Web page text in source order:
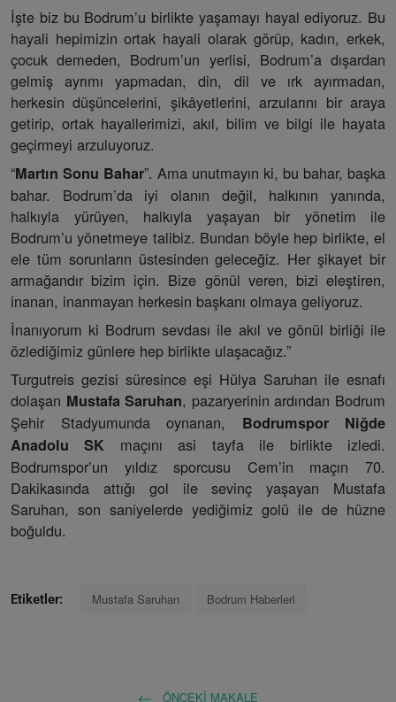
İşte biz bu Bodrum’u birlikte yaşamayı hayal ediyoruz. Bu
hayali hepimizin ortak hayali olarak görüp, kadın, erkek,
çocuk demeden, Bodrum’un yerlisi, Bodrum’a dışardan
gelmiş ayrımı yapmadan, din, dil ve ırk ayırmadan,
herkesin düşüncelerini, şikâyetlerini, arzularını bir araya
getirip, ortak hayallerimizi, akıl, bilim ve bilgi ile hayata
geçirmeyi arzuluyoruz.
“Martın Sonu Bahar”. Ama unutmayın ki, bu bahar, başka
bahar. Bodrum’da iyi olanın değil, halkının yanında,
halkıyla yürüyen, halkıyla yaşayan bir yönetim ile
Bodrum’u yönetmeye talibiz. Bundan böyle hep birlikte, el
ele tüm sorunların üstesinden geleceğiz. Her şikayet bir
armağandır bizim için. Bize gönül veren, bizi eleştiren,
inanan, inanmayan herkesin başkanı olmaya geliyoruz.
İnanıyorum ki Bodrum sevdası ile akıl ve gönül birliği ile
özlediğimiz günlere hep birlikte ulaşacağız.”
Turgutreis gezisi süresince eşi Hülya Saruhan ile esnafı
dolaşan Mustafa Saruhan, pazaryerinin ardından Bodrum
Şehir Stadyumunda oynanan, Bodrumspor Niğde
Anadolu SK maçını asi tayfa ile birlikte izledi.
Bodrumspor’un yıldız sporcusu Cem’in maçın 70.
Dakikasında attığı gol ile sevinç yaşayan Mustafa
Saruhan, son saniyelerde yediğimiz golü ile de hüzne
boğuldu.
Etiketler: Mustafa Saruhan Bodrum Haberleri
ÖNCEKI MAKALE